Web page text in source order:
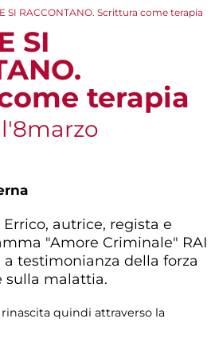
SI RACCONTANO. Scrittura come terapia
SI
terapia
autrice, regista e
"Amore Criminale" RAI
testimonianza della forza
sulla malattia.
quindi attraverso la